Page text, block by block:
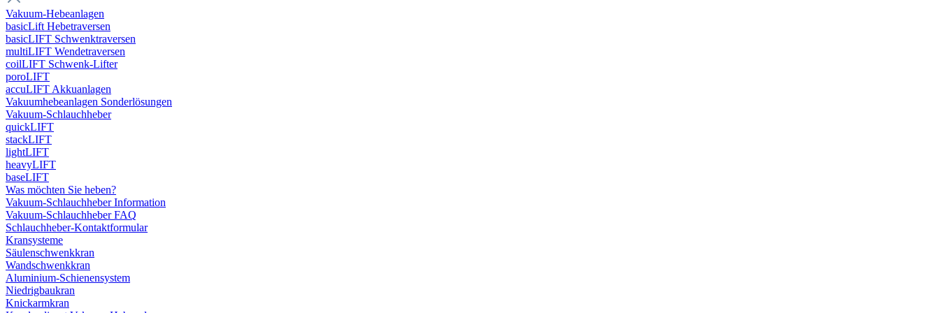
Vakuum-Hebeanlagen
basicLift Hebetraversen
basicLIFT Schwenktraversen
multiLIFT Wendetraversen
coilLIFT Schwenk-Lifter
poroLIFT
accuLIFT Akkuanlagen
Vakuumhebeanlagen Sonderlösungen
Vakuum-Schlauchheber
quickLIFT
stackLIFT
lightLIFT
heavyLIFT
baseLIFT
Was möchten Sie heben?
Vakuum-Schlauchheber Information
Vakuum-Schlauchheber FAQ
Schlauchheber-Kontaktformular
Kransysteme
Säulenschwenkkran
Wandschwenkkran
Aluminium-Schienensystem
Niedrigbaukran
Knickarmkran